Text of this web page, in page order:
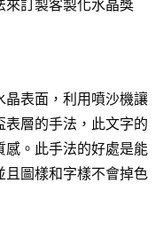
來訂製客製化水晶獎
晶表面，利用噴沙機讓
層的手法，此文字的
。此手法的好處是能
且圖樣和字樣不會掉色